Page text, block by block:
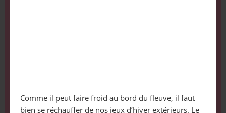
Comme il peut faire froid au bord du fleuve, il faut
bien se réchauffer de nos jeux d’hiver extérieurs. Le